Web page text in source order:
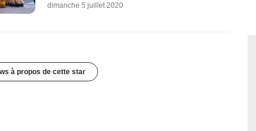
dimanche 5 juillet 2020
à propos de cette star